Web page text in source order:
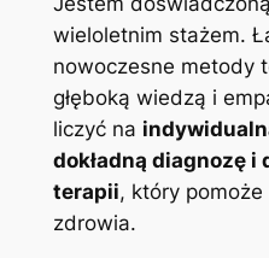
wieloletnim stażem.
nowoczesne metody
głęboką wiedzą i
liczyć na
dokładną diagnozę i
terapii, który pomoże
zdrowia.